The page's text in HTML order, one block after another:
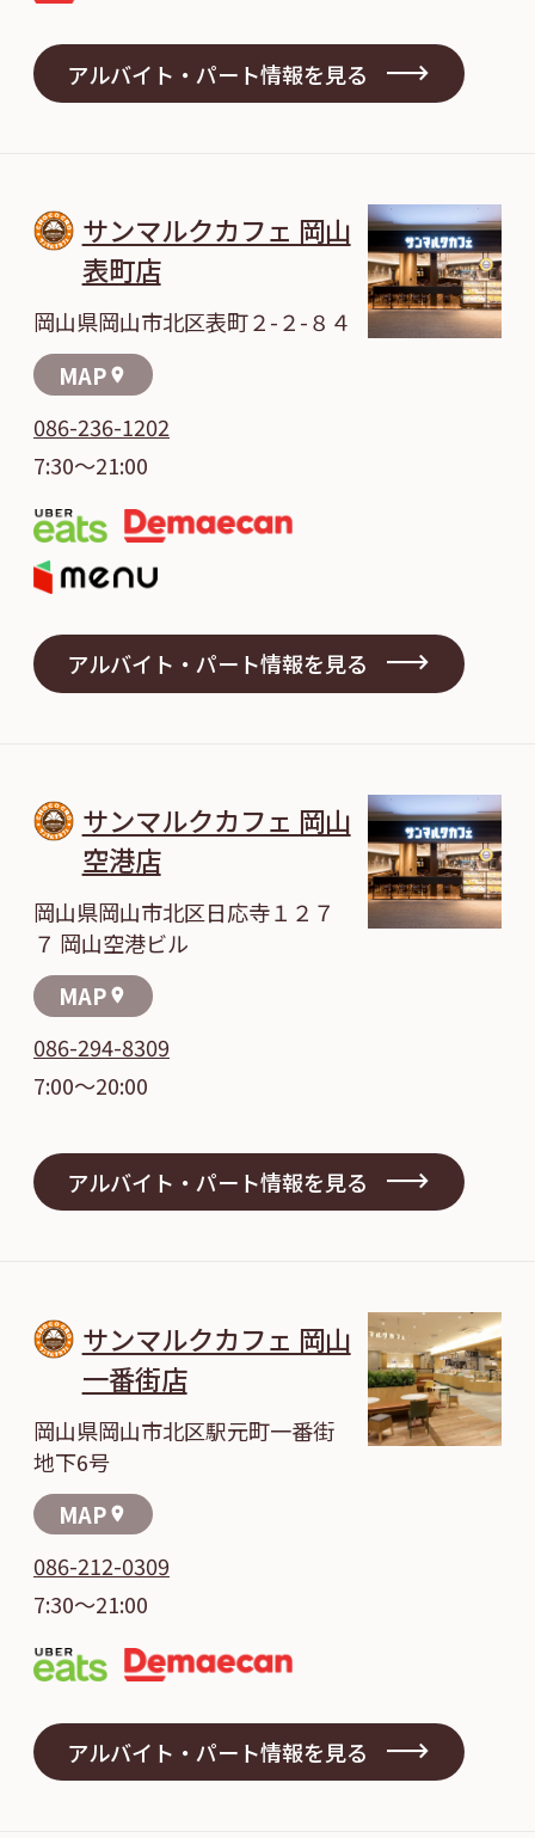
アルバイト・パート情報を見る
サンマルクカフェ 岡山
表町店
岡山県岡山市北区表町２-２-８４
MAP location_on
086-236-1202
7:30～21:00
アルバイト・パート情報を見る
サンマルクカフェ 岡山
空港店
岡山県岡山市北区日応寺１２７
７ 岡山空港ビル
MAP location_on
086-294-8309
7:00～20:00
アルバイト・パート情報を見る
サンマルクカフェ 岡山
一番街店
岡山県岡山市北区駅元町一番街
地下6号
MAP location_on
086-212-0309
7:30～21:00
アルバイト・パート情報を見る